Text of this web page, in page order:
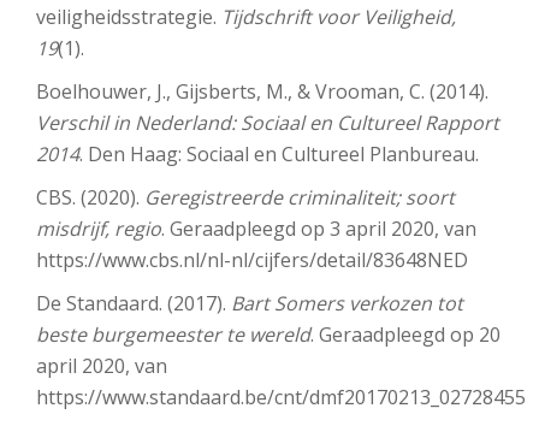
veiligheidsstrategie. Tijdschrift voor Veiligheid,
19(1).
Boelhouwer, J., Gijsberts, M., & Vrooman, C. (2014).
Verschil in Nederland: Sociaal en Cultureel Rapport
2014. Den Haag: Sociaal en Cultureel Planbureau.
CBS. (2020). Geregistreerde criminaliteit; soort
misdrijf, regio. Geraadpleegd op 3 april 2020, van
https://www.cbs.nl/nl-nl/cijfers/detail/83648NED
De Standaard. (2017). Bart Somers verkozen tot
beste burgemeester te wereld. Geraadpleegd op 20
april 2020, van
https://www.standaard.be/cnt/dmf20170213_02728455